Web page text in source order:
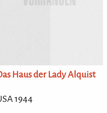
Haus der Lady Alquist
1944